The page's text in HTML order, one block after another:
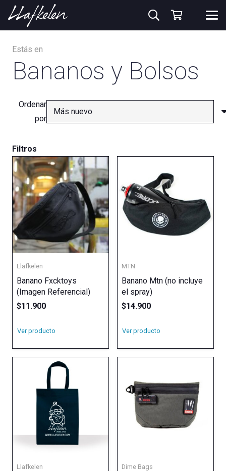
Estás en
Bananos y Bolsos
Ordenar
por
Filtros
Llafkelen
Banano Fxcktoys
(Imagen Referencial)
$11.900
Ver producto
MTN
Banano Mtn (no incluye
el spray)
$14.900
Ver producto
Llafkelen Dime Bags